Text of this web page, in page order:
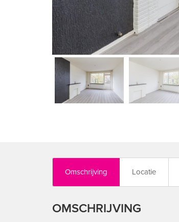
vorige
Omschrijving Locatie
OMSCHRIJVING